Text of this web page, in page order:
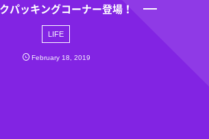
パッキングコーナー登場！
LIFE
February 18 ,2019